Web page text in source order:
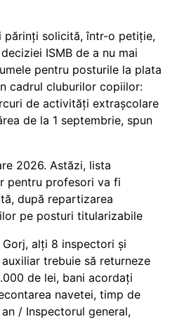
părinți solicită, într-o petiție,
ISMB de a nu mai
pentru posturile la plata
cadrul cluburilor copiilor:
de activități extrașcolare
de la 1 septembrie, spun
2026. Astăzi, lista
pentru profesori va fi
după repartizarea
pe posturi titularizabile
Gorj, alți 8 inspectori și
trebuie să returneze
de lei, bani acordați
navetei, timp de
/ Inspectorul general,